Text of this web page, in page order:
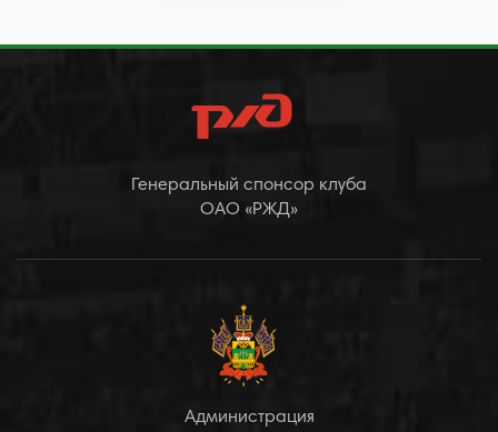
Генеральный спонсор клуба
ОАО «РЖД»
Администрация